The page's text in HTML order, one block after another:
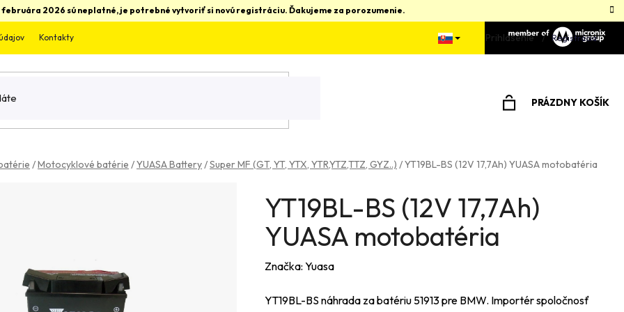
2026 sú neplatné, je potrebné vytvoriť si novú registráciu. Ďakujeme za porozumenie.
Kontakty Prihlásenie Registrácia
PRÁZDNY KOŠÍK
/Motocyklové batérie /YUASA Battery/Super MF (GT, YT, YTX, YTR,YTZ,TTZ, GYZ..) /YT19BL-BS (12V 17,7Ah) YUASA motobatéria
YT19BL-BS (12V 17,7Ah)
YUASA motobatéria
Značka: Yuasa
YT19BL-BS náhrada za batériu 51913 pre BMW. Importér spoločnosť